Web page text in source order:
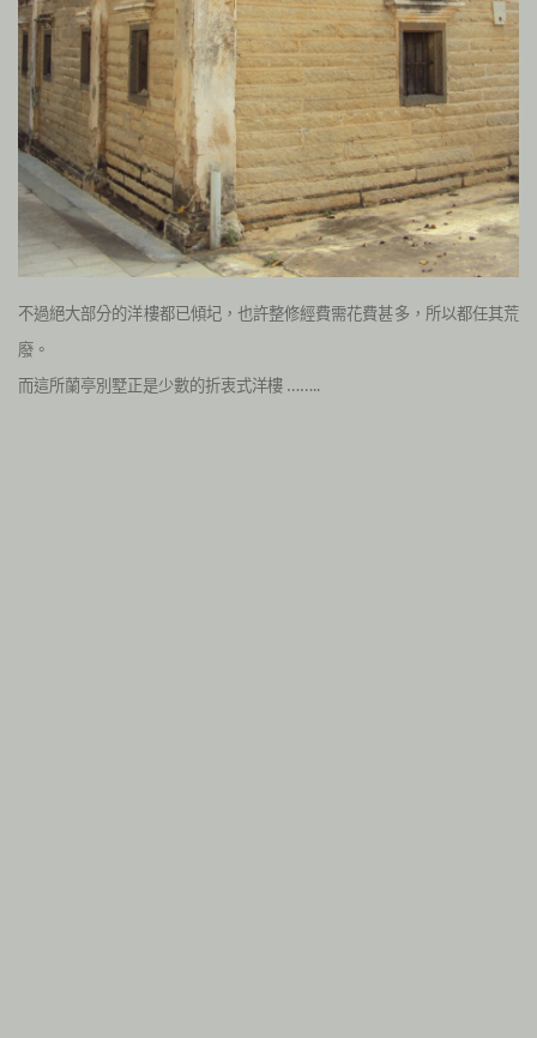
不過絕大部分的洋樓都已傾圮，也許整修經費需花費甚多，所以都任其荒
廢。
而這所蘭亭別墅正是少數的折衷式洋樓 ……..